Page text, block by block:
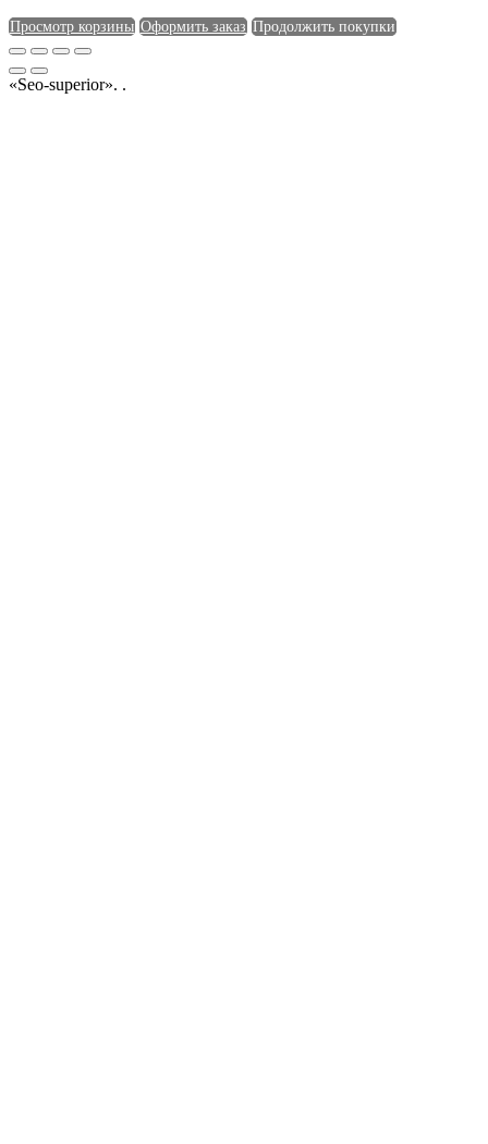
Просмотр корзины Оформить заказ Продолжить покупки
«Seo-superior». .